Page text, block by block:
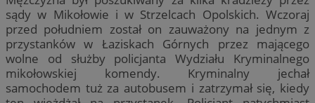
sądy w Mikołowie i w Strzelcach Opolskich. Wczoraj
przed południem został on zauważony na jednym z
przystanków w Łaziskach Górnych przez mającego
wolne od służby policjanta Wydziału Kryminalnego
mikołowskiej komendy. Kryminalny jechał
samochodem tuż za autobusem i zatrzymał się, kiedy